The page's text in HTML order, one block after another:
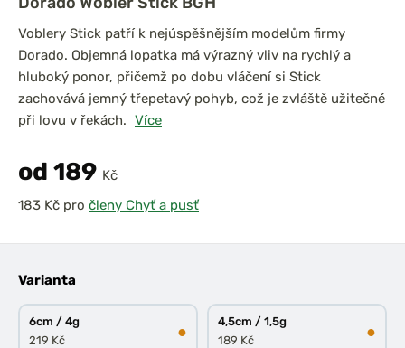
Voblery Stick patří k nejúspěšnějším modelům firmy
Dorado. Objemná lopatka má výrazný vliv na rychlý a
hluboký ponor, přičemž po dobu vláčení si Stick
zachovává jemný třepetavý pohyb, což je zvláště užitečné
při lovu v řekách. Více
od 189 Kč
pro členy Chyť a pusť
Varianta
6cm / 4g
219 Kč
●
4,5cm / 1,5g
189 Kč
●